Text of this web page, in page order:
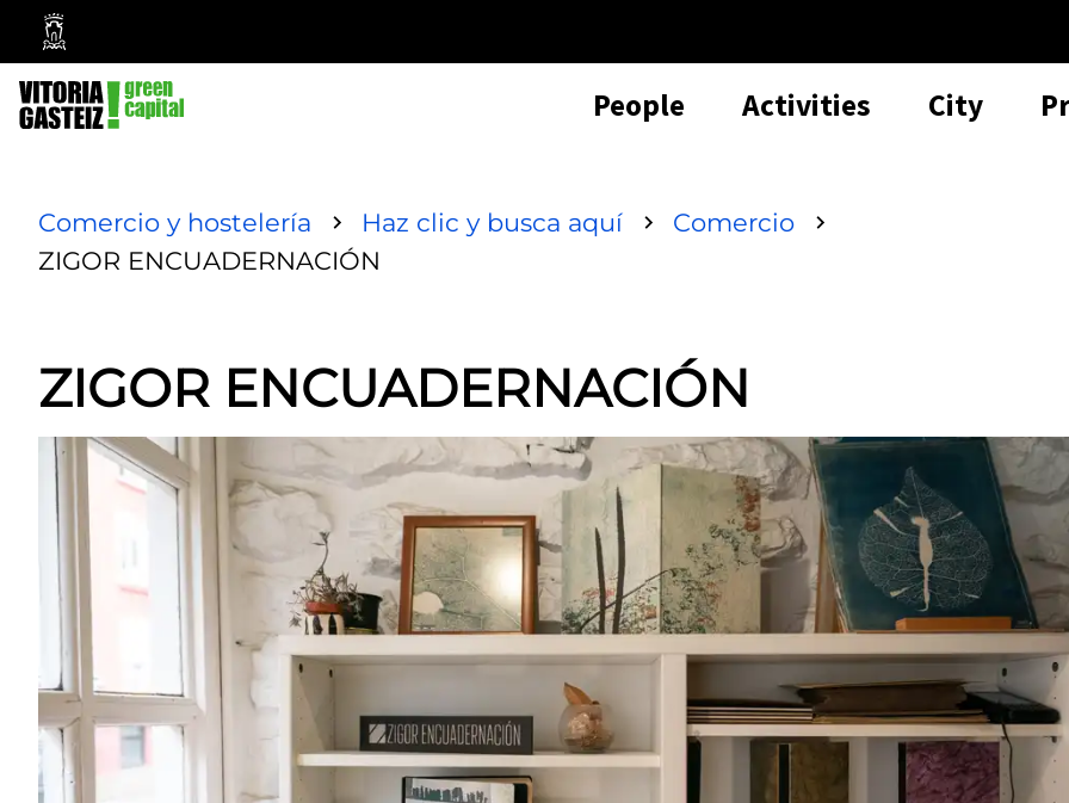
Vitoria-
Gasteiz
City
Council
People Activities City
Comercio y hostelería Haz clic y busca aquí
Comercio
ZIGOR ENCUADERNACIÓN
ZIGOR ENCUADERNACIÓN